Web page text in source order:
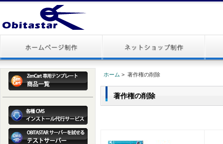
ホーム > 著作権の削除
著作権の削除